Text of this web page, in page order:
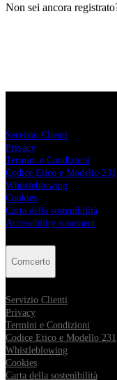
Non sei ancora
Servizio Clienti
Privacy
Termini e Condizioni
Codice Etico e Modello 231
Whistleblowing
Cookies
Carta della sostenibilità
Accessibility statement
Comcerto
Servizio Clienti
Privacy
Termini e Condizioni
Codice Etico e Modello 231
Whistleblowing
Cookies
Carta della sostenibilità